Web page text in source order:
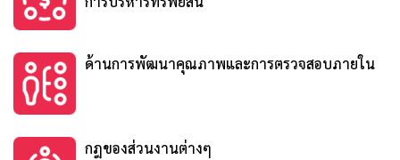
ด้านการพัฒนาคุณภาพและการตรวจสอบภายใน
กฎของส่วนงานต่างๆ